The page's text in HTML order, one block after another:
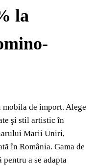
la
de import. Alege
şi stil artistic în
Marii Uniri,
în România. Gama de
a se adapta